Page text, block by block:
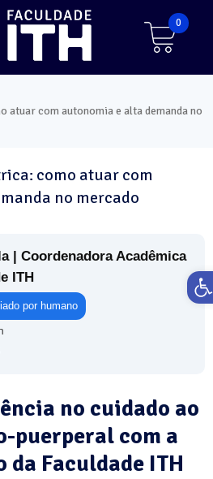
0
atuar com autonomia e alta demanda no
como atuar com
no mercado
| Coordenadora Acadêmica
ITH
por humano
no cuidado ao
puerperal com a
da Faculdade ITH